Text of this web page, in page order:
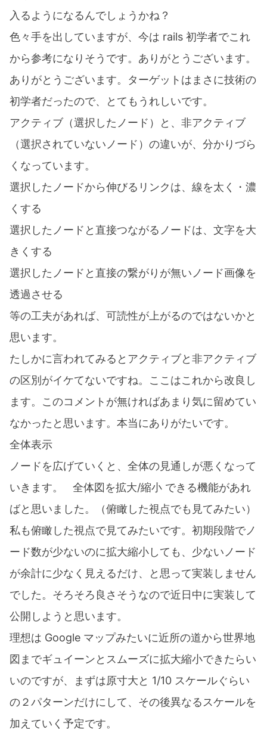
入るようになるんでしょうかね？
色々手を出していますが、今は rails 初学者でこれ
から参考になりそうです。ありがとうございます。
ありがとうございます。ターゲットはまさに技術の
初学者だったので、とてもうれしいです。
アクティブ（選択したノード）と、非アクティブ
（選択されていないノード）の違いが、分かりづら
くなっています。
選択したノードから伸びるリンクは、線を太く・濃
くする
選択したノードと直接つながるノードは、文字を大
きくする
選択したノードと直接の繋がりが無いノード画像を
透過させる
等の工夫があれば、可読性が上がるのではないかと
思います。
たしかに言われてみるとアクティブと非アクティブ
の区別がイケてないですね。ここはこれから改良し
ます。このコメントが無ければあまり気に留めてい
なかったと思います。本当にありがたいです。
全体表示
ノードを広げていくと、全体の見通しが悪くなって
いきます。 全体図を拡大/縮小 できる機能があれ
ばと思いました。（俯瞰した視点でも見てみたい）
私も俯瞰した視点で見てみたいです。初期段階でノ
ード数が少ないのに拡大縮小しても、少ないノード
が余計に少なく見えるだけ、と思って実装しません
でした。そろそろ良さそうなので近日中に実装して
公開しようと思います。
理想は Google マップみたいに近所の道から世界地
図までギュイーンとスムーズに拡大縮小できたらい
いのですが、まずは原寸大と 1/10 スケールぐらい
の２パターンだけにして、その後異なるスケールを
加えていく予定です。